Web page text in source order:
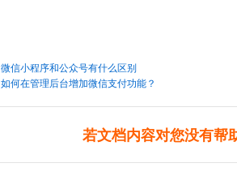
微信小程序和公众号有什么区别
如何在管理后台增加微信支付功能？
若文档内容对您没有帮